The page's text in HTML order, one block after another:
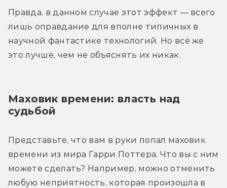
Правда, в данном случае этот эффект — всего
лишь оправдание для вполне типичных в
научной фантастике технологий. Но всё же
это лучше, чем не объяснять их никак.
Маховик времени: власть над
судьбой
Представьте, что вам в руки попал маховик
времени из мира Гарри Поттера. Что вы с ним
можете сделать? Например, можно отменить
любую неприятность, которая произошла в